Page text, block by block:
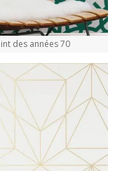
des années 70